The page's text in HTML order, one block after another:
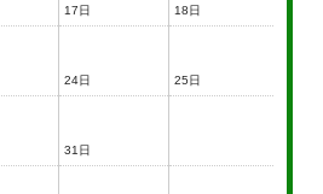
17日 18日
24日 25日
31日